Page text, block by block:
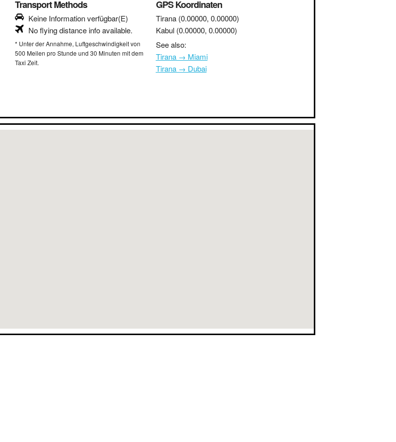
Transport Methods
Keine Information verfügbar(E)
No flying distance info available.
* Unter der Annahme, Luftgeschwindigkeit von
500 Meilen pro Stunde und 30 Minuten mit dem
Taxi Zeit.
GPS Koordinaten
Tirana (0.00000, 0.00000)
Kabul (0.00000, 0.00000)
See also:
Tirana → Miami
Tirana → Dubai